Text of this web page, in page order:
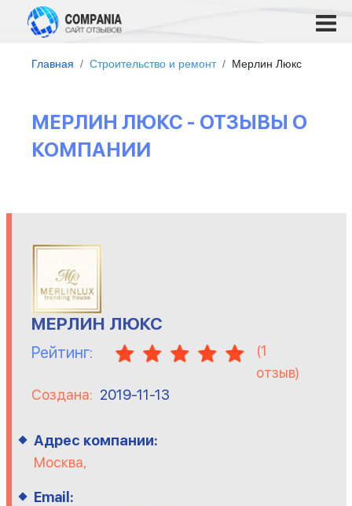
Главная Строительство и ремонт Мерлин Люкс
МЕРЛИН ЛЮКС - ОТЗЫВЫ О
КОМПАНИИ
МЕРЛИН ЛЮКС
Рейтинг: (1
отзыв)
Создана: 2019-11-13
Адрес компании:
Москва,
Email: